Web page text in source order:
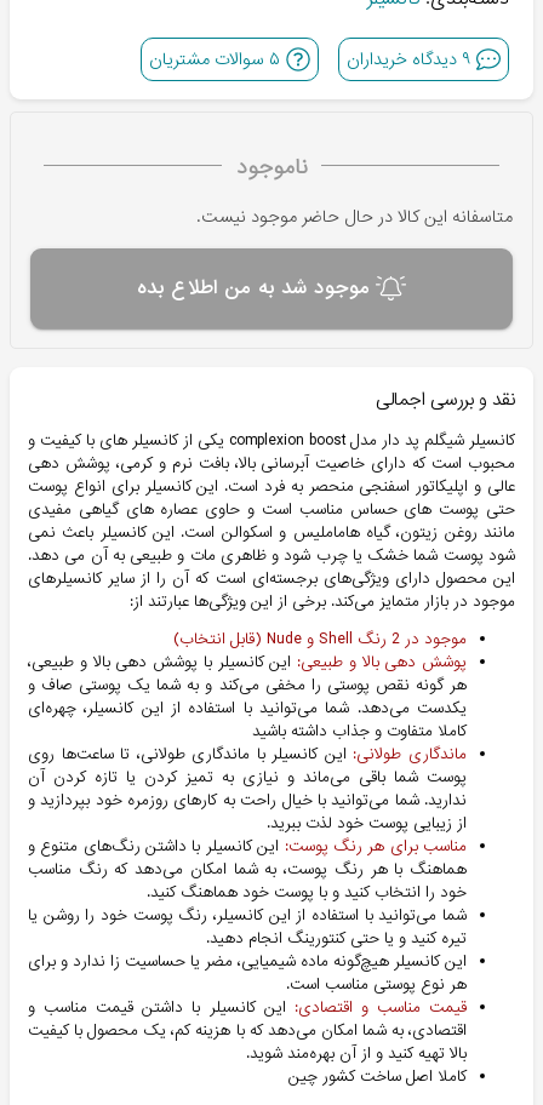
۹ دیدگاه خریداران ۵ سوالات مشتریان
ناموجود
متاسفانه این کالا در حال حاضر موجود نیست.
موجود شد به من اطلاع بده
نقد و بررسی اجمالی
کانسیلر شیگلم پد دار مدل complexion boost یکی از کانسیلر های با کیفیت و
محبوب است که دارای خاصیت آبرسانی بالا، بافت نرم و کرمی، پوشش دهی
عالی و اپلیکاتور اسفنجی منحصر به فرد است. این کانسیلر برای انواع پوست
حتی پوست های حساس مناسب است و حاوی عصاره های گیاهی مفیدی
مانند روغن زیتون، گیاه هاماملیس و اسکوالن است. این کانسیلر باعث نمی
شود پوست شما خشک یا چرب شود و ظاهری مات و طبیعی به آن می دهد.
این محصول دارای ویژگی‌های برجسته‌ای است که آن را از سایر کانسیلرهای
موجود در بازار متمایز می‌کند. برخی از این ویژگی‌ها عبارتند از:
موجود در 2 رنگ Shell و Nude (قابل انتخاب)
پوشش دهی بالا و طبیعی: این کانسیلر با پوشش دهی بالا و طبیعی،
هر گونه نقص پوستی را مخفی می‌کند و به شما یک پوستی صاف و
یکدست می‌دهد. شما می‌توانید با استفاده از این کانسیلر، چهره‌ای
کاملا متفاوت و جذاب داشته باشید
ماندگاری طولانی: این کانسیلر با ماندگاری طولانی، تا ساعت‌ها روی
پوست شما باقی می‌ماند و نیازی به تمیز کردن یا تازه کردن آن
ندارید. شما می‌توانید با خیال راحت به کارهای روزمره خود بپردازید و
از زیبایی پوست خود لذت ببرید.
مناسب برای هر رنگ پوست: این کانسیلر با داشتن رنگ‌های متنوع و
هماهنگ با هر رنگ پوست، به شما امکان می‌دهد که رنگ مناسب
خود را انتخاب کنید و با پوست خود هماهنگ کنید.
شما می‌توانید با استفاده از این کانسیلر، رنگ پوست خود را روشن یا
تیره کنید و یا حتی کنتورینگ انجام دهید.
این کانسیلر هیچ‌گونه ماده شیمیایی، مضر یا حساسیت زا ندارد و برای
هر نوع پوستی مناسب است.
قیمت مناسب و اقتصادی: این کانسیلر با داشتن قیمت مناسب و
اقتصادی، به شما امکان می‌دهد که با هزینه کم، یک محصول با کیفیت
بالا تهیه کنید و از آن بهره‌مند شوید.
کاملا اصل ساخت کشور چین